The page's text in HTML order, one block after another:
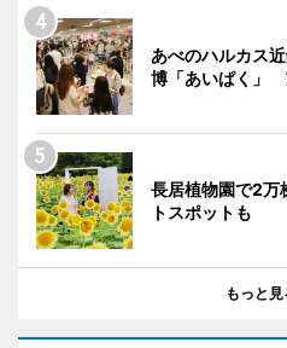
あべのハルカス
博「あいぱく」
長居植物園で2
トスポットも
もっと見